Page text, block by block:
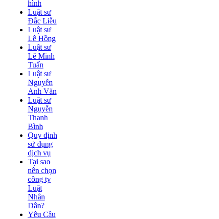
hình
Luật sư
Đắc Liễu
Luật sư
Lê Hồng
Luật sư
Lê Minh
Tuấn
Luật sư
Nguyễn
Anh Văn
Luật sư
Nguyễn
Thanh
Bình
Quy định
sử dụng
dịch vụ
Tại sao
nên chọn
công ty
Luật
Nhân
Dân?
Yêu Cầu